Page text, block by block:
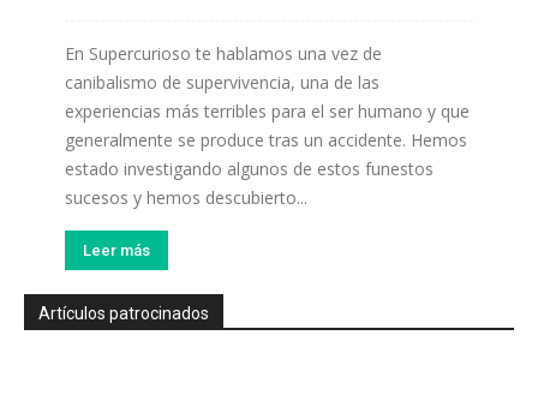
En Supercurioso te hablamos una vez de
canibalismo de supervivencia, una de las
experiencias más terribles para el ser humano y que
generalmente se produce tras un accidente. Hemos
estado investigando algunos de estos funestos
sucesos y hemos descubierto...
Leer más
Artículos patrocinados